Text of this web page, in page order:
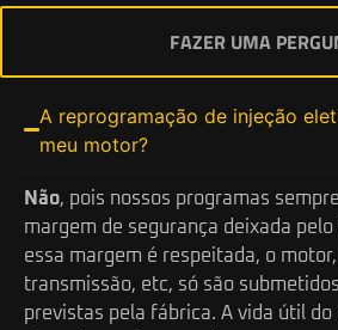
FAZER UMA
A reprogramação de injeção
meu motor?
Não, pois nossos programas
margem de segurança deixada
essa margem é respeitada, o
transmissão, etc, só são
previstas pela fábrica. A vida útil do